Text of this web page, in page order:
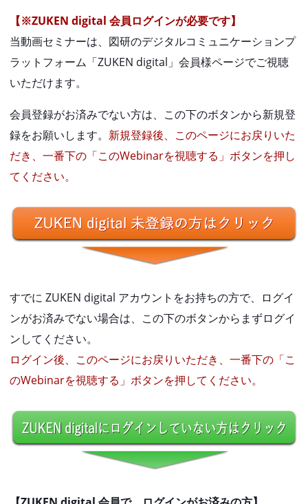
【※ZUKEN digital 会員ログインが必要です】
当動画セミナーは、図研のデジタルコミュニケーションプ
ラットフォーム「ZUKEN digital」会員様ページでご視聴
いただけます。
会員登録がお済みでない方は、この下のボタンから新規登
録をお願いします。 新規登録後、このページにお戻りいた
だき、一番下の「このWebinarを視聴する」ボタンを押し
てください。
すでに ZUKEN digital アカウントをお持ちの方で、ログイ
ンがお済みでない場合は、この下のボタンからまずログイ
ンしてください。
ログイン後、このページにお戻りいただき、一番下の「こ
のWebinarを視聴する」ボタンを押してください。